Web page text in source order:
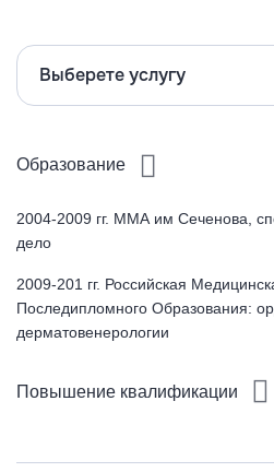
Выберете услугу
Образование
2004-2009 гг. ММА им Сеченова,
дело
2009-201 гг. Российская
Последипломного Образования:
дерматовенерологии
Повышение квалификации